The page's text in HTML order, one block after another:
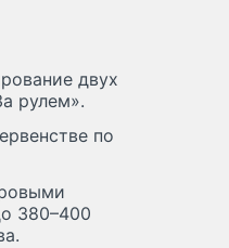
двух
рулем».
по
380–400